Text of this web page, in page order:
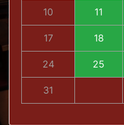
10 11
17 18
24 25
31